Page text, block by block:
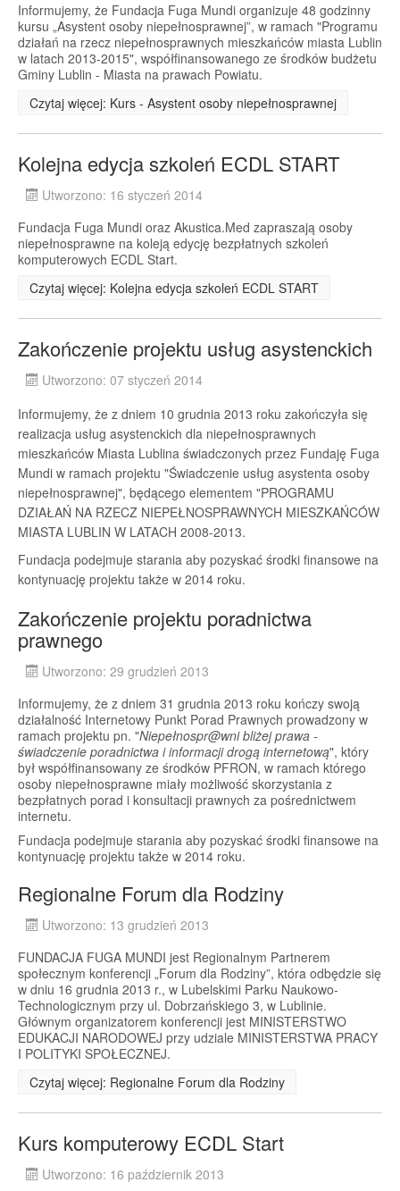
Informujemy, że Fundacja Fuga Mundi organizuje 48 godzinny
kursu „Asystent osoby niepełnosprawnej”, w ramach "Programu
działań na rzecz niepełnosprawnych mieszkańców miasta Lublin
w latach 2013-2015", współfinansowanego ze środków budżetu
Gminy Lublin - Miasta na prawach Powiatu.
Czytaj więcej: Kurs - Asystent osoby niepełnosprawnej
Kolejna edycja szkoleń ECDL START
Utworzono: 16 styczeń 2014
Fundacja Fuga Mundi oraz Akustica.Med zapraszają osoby
niepełnosprawne na koleją edycję bezpłatnych szkoleń
komputerowych ECDL Start.
Czytaj więcej: Kolejna edycja szkoleń ECDL START
Zakończenie projektu usług asystenckich
Utworzono: 07 styczeń 2014
Informujemy, że z dniem 10 grudnia 2013 roku zakończyła się
realizacja usług asystenckich dla niepełnosprawnych
mieszkańców Miasta Lublina świadczonych przez Fundaję Fuga
Mundi w ramach projektu "Świadczenie usług asystenta osoby
niepełnosprawnej", będącego elementem "PROGRAMU
DZIAŁAŃ NA RZECZ NIEPEŁNOSPRAWNYCH MIESZKAŃCÓW
MIASTA LUBLIN W LATACH 2008-2013.
Fundacja podejmuje starania aby pozyskać środki finansowe na
kontynuację projektu także w 2014 roku.
Zakończenie projektu poradnictwa
prawnego
Utworzono: 29 grudzień 2013
Informujemy, że z dniem 31 grudnia 2013 roku kończy swoją
działalność Internetowy Punkt Porad Prawnych prowadzony w
ramach projektu pn. "Niepełnospr@wni bliżej prawa -
świadczenie poradnictwa i informacji drogą internetową", który
był współfinansowany ze środków PFRON, w ramach którego
osoby niepełnosprawne miały możliwość skorzystania z
bezpłatnych porad i konsultacji prawnych za pośrednictwem
internetu.
Fundacja podejmuje starania aby pozyskać środki finansowe na
kontynuację projektu także w 2014 roku.
Regionalne Forum dla Rodziny
Utworzono: 13 grudzień 2013
FUNDACJA FUGA MUNDI jest Regionalnym Partnerem
społecznym konferencji „Forum dla Rodziny”, która odbędzie się
w dniu 16 grudnia 2013 r., w Lubelskimi Parku Naukowo-
Technologicznym przy ul. Dobrzańskiego 3, w Lublinie.
Głównym organizatorem konferencji jest MINISTERSTWO
EDUKACJI NARODOWEJ przy udziale MINISTERSTWA PRACY
I POLITYKI SPOŁECZNEJ.
Czytaj więcej: Regionalne Forum dla Rodziny
Kurs komputerowy ECDL Start
Utworzono: 16 październik 2013